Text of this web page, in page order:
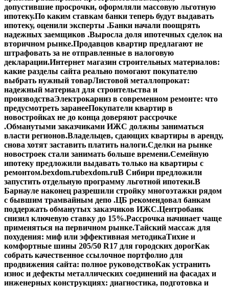
допустившие просрочки, оформляли массовую льготную
ипотеку.По каким ставкам банки теперь будут выдавать
ипотеку, оценили эксперты .Банки начали поощрять
надежных заемщиков .Выросла доля ипотечных сделок на
вторичном рынке.Продавцов квартир предлагают не
штрафовать за не отправленные в налоговую
декларации.Интернет магазин строительных материалов:
какие разделы сайта реально помогают покупателю
выбрать нужный товарЛистовой металлопрокат:
надежный материал для строительства и
производстваЭлектрокарниз в современном ремонте: что
предусмотреть заранееПокупатели квартир в
новостройках не до конца доверяют рассрочке
.Обманутыми заказчиками ИЖС должны заниматься
власти регионов.Владельцев, сдающих квартиры в аренду,
снова хотят заставить платить налоги.Сделки на рынке
новостроек стали занимать больше времени.Семейную
ипотеку предложили выдавать только на квартиры с
ремонтом.bexdom.rubexdom.ruВ Сибири предложили
запустить отдельную программу льготной ипотеки.В
Барнауле наконец разрешили стройку многоэтажки рядом
с бывшим трамвайным депо .ЦБ рекомендовал банкам
поддержать обманутых заказчиков ИЖС.Центробанк
снизил ключевую ставку до 15%.Рассрочка начинает чаще
применяться на первичном рынке.Тайский массаж для
похудения: миф или эффективная методикаТихие и
комфортные шины 205/50 R17 для городских дорогКак
собрать качественное ссылочное портфолио для
продвижения сайта: полное руководствоКак устранить
износ и дефекты металлических соединений на фасадах и
инженерных конструкциях: диагностика, подготовка и